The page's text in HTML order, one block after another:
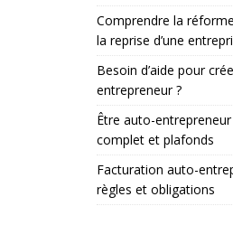
Comprendre la
la reprise d’une
Besoin d’aide pour
entrepreneur ?
Être auto-
complet et plafonds
Facturation auto-
règles et obligations